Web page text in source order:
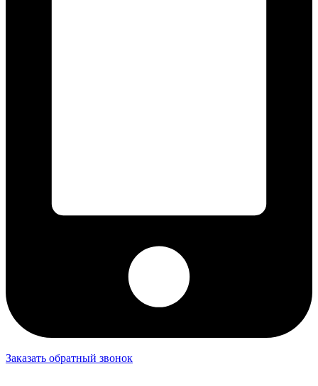
Заказать обратный звонок